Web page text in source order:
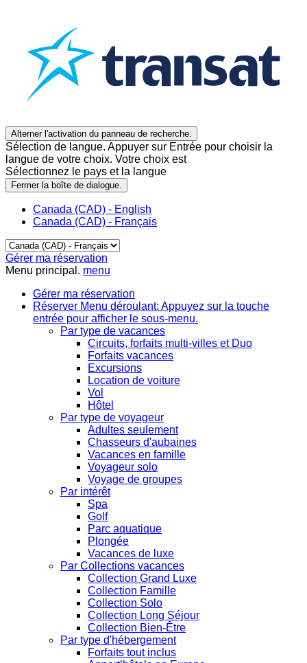
Alterner l'activation du panneau de recherche.
Sélection de langue. Appuyer sur Entrée pour choisir la
langue de votre choix. Votre choix est
Sélectionnez le pays et la langue
Fermer la boîte de dialogue.
Canada (CAD) - English
Canada (CAD) - Français
Gérer ma réservation
Menu principal. menu
Gérer ma réservation
Réserver Menu déroulant: Appuyez sur la touche
entrée pour afficher le sous-menu.
Par type de vacances
Circuits, forfaits multi-villes et Duo
Forfaits vacances
Excursions
Location de voiture
Vol
Hôtel
Par type de voyageur
Adultes seulement
Chasseurs d'aubaines
Vacances en famille
Voyageur solo
Voyage de groupes
Par intérêt
Spa
Golf
Parc aquatique
Plongée
Vacances de luxe
Par Collections vacances
Collection Grand Luxe
Collection Famille
Collection Solo
Collection Long Séjour
Collection Bien-Être
Par type d'hébergement
Forfaits tout inclus